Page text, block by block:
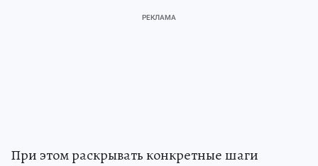
При этом раскрывать конкретные шаги